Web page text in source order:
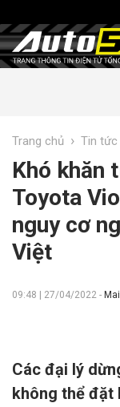
Trang chủ › Tin tức
Khó khăn
Toyota
nguy cơ
Việt
09:48 | 27/04/2022 -
Các đại lý
không thể đặt